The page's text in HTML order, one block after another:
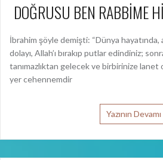
DOĞRUSU BEN RABBİME
İbrahim şöyle demişti: “Dünya hayatında,
dolayı, Allah’ı bırakıp putlar edindiniz;
tanımazlıktan gelecek ve birbirinize lanet
yer cehennemdir
Yazının Devamı